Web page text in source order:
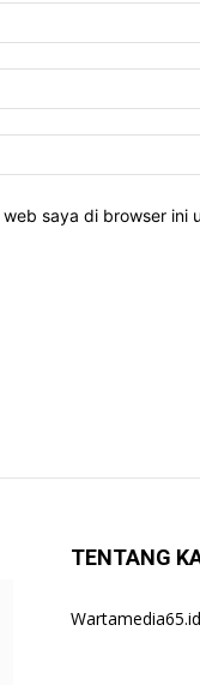
saya di browser ini
TENTANG